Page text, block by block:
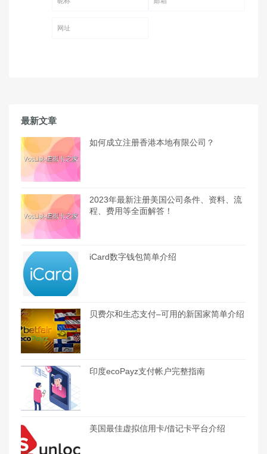
最新文章
如何成立注册香港本地有限公司？
2023年最新注册美国公司条件、资料、流
程、费用等全面解答！
iCard数字钱包简单介绍
贝费尔和生态支付–可用的新国家简单介绍
印度ecoPayz支付帐户完整指南
美国最佳虚拟信用卡/借记卡平台介绍